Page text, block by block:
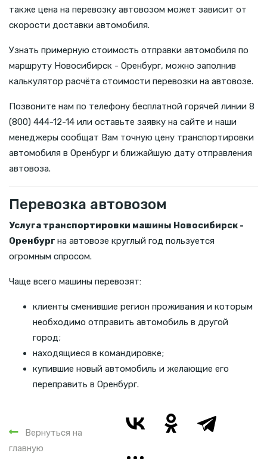
также цена на перевозку автовозом может зависит от
скорости доставки автомобиля.
Узнать примерную стоимость отправки автомобиля по
маршруту Новосибирск - Оренбург, можно заполнив
калькулятор расчёта стоимости перевозки на автовозе.
Позвоните нам по телефону бесплатной горячей линии 8
(800) 444-12-14 или оставьте заявку на сайте и наши
менеджеры сообщат Вам точную цену транспортировки
автомобиля в Оренбург и ближайшую дату отправления
автовоза.
Перевозка автовозом
Услуга транспортировки машины Новосибирск -
Оренбург на автовозе круглый год пользуется
огромным спросом.
Чаще всего машины перевозят:
клиенты сменившие регион проживания и которым
необходимо отправить автомобиль в другой
город;
находящиеся в командировке;
купившие новый автомобиль и желающие его
переправить в Оренбург.
Вернуться на
главную